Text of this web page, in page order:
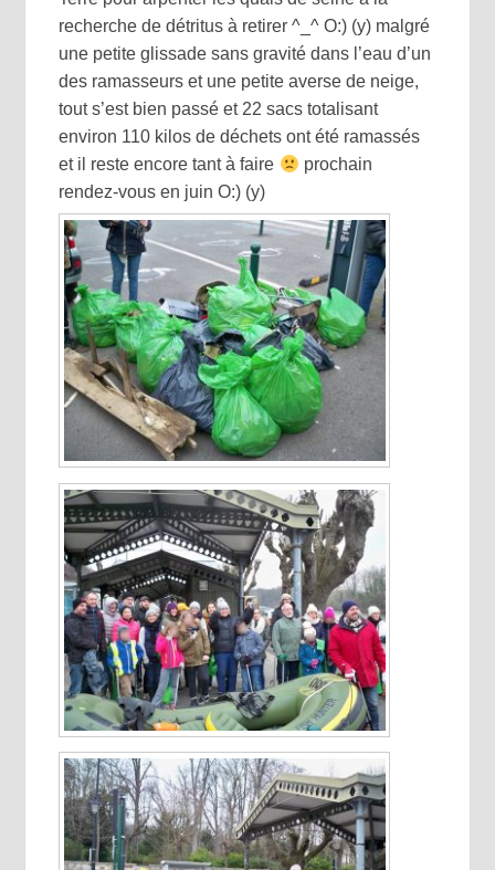
recherche de détritus à retirer^_^ O:) (y) malgré
une petite glissade sans gravité dans l’eau d’un
des ramasseurs et une petite averse de neige,
tout s’est bien passé et 22 sacs totalisant
environ 110 kilos de déchets ont été ramassés
et il reste encore tant à faire
prochain
rendez-vous en juinO:) (y)